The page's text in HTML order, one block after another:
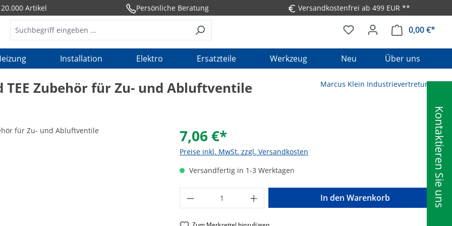
Artikel Persönliche Beratung Versandkostenfrei ab 499 EUR **
0,00 €*
Installation Elektro Ersatzteile Werkzeug Neu Über uns
Kontaktieren Sie uns
TEE Zubehör für Zu- und Abluftventile Marcus Klein Industrievertretungen
7,06 €*
Preise inkl. MwSt. zzgl. Versandkosten
Versandfertig in 1-3 Werktagen
Produkt Anzahl: Gib den gewünschten Wert
In den Warenkorb